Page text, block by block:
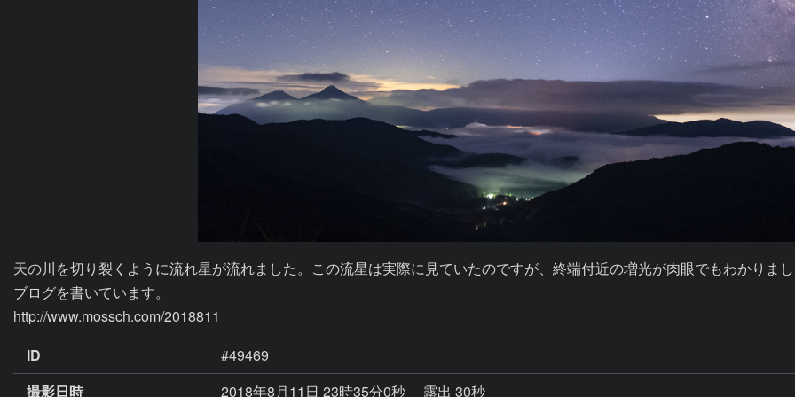
天の川を切り裂くように流れ星が流れました。この流星は実際に見ていたのですが、終端付近の増光が肉眼でもわかりま
ブログを書いています。
http://www.mossch.com/2018811
ID
#49469
撮影日時
2018年8月11日 23時35分0秒 露出 30秒